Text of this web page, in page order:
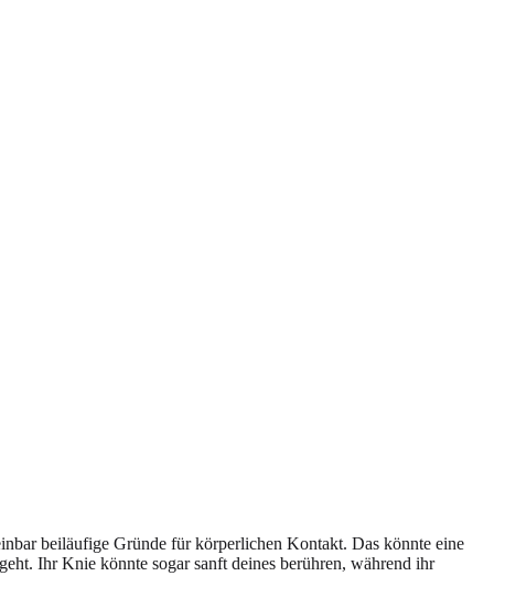
beiläufige Gründe für körperlichen Kontakt. Das könnte eine
Ihr Knie könnte sogar sanft deines berühren, während ihr